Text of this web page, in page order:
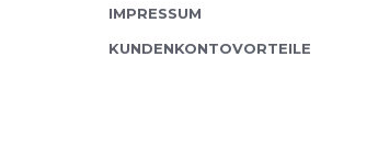
IMPRESSUM
KUNDENKONTOVORTEILE